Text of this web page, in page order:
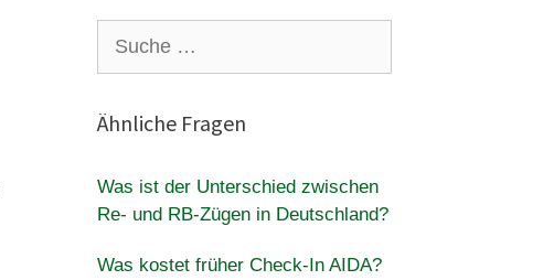
nach:
Ähnliche Fragen
Was ist der Unterschied zwischen
Re- und RB-Zügen in Deutschland?
Was kostet früher Check-In AIDA?